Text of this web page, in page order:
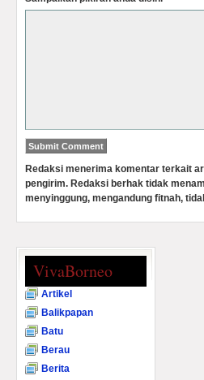
Redaksi menerima komentar terkait
pengirim. Redaksi berhak tidak
menyinggung, mengandung fitnah,
VivaBorneo
Artikel
Balikpapan
Batu
Berau
Berita